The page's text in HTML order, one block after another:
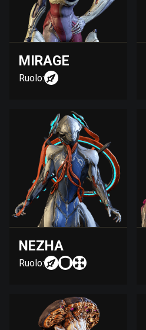
MIRAGE
Ruolo:
NEZHA
Ruolo: